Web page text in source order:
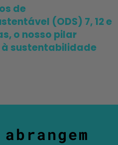
de
(ODS) 7, 12 e
o nosso pilar
sustentabilidade